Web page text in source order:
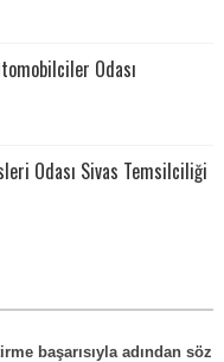
Odası
Odası Sivas Temsilciliği
başarısıyla adından söz